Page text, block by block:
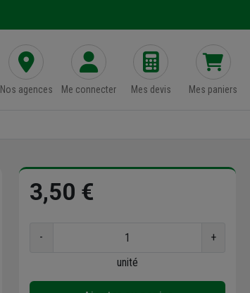
Nos agences Me connecter Mes devis Mes paniers
3,50 €
-
+
unité